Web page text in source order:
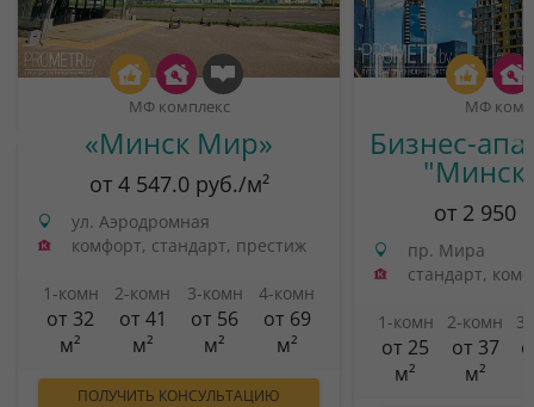
МФ комплекс
«Минск Мир»
от 4 547.0 руб./м²
ул. Аэродромная
комфорт, стандарт, престиж
1-комн
от 32
м²
2-комн
от 41
м²
3-комн
от 56
м²
4-комн
от 69
м²
ПОЛУЧИТЬ КОНСУЛЬТАЦИЮ
МФ
Бизнес-
от 2 950
пр. Мира
стандарт,
1-комн
от 25
м²
2-комн
от 37
м²